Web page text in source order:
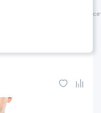
Ортопедические бандажи и